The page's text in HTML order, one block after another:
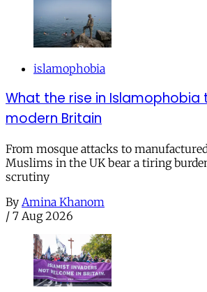
islamophobia
What the rise in Islamophobia
modern Britain
From mosque attacks to
Muslims in the UK bear a tiring
scrutiny
By Amina Khanom
/ 7 Aug 2026